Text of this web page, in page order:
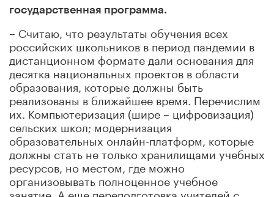
государственная программа.
– Считаю, что результаты обучения всех
российских школьников в период пандемии в
дистанционном формате дали основания для
десятка национальных проектов в области
образования, которые должны быть
реализованы в ближайшее время. Перечислим
их. Компьютеризация (шире – цифровизация)
сельских школ; модернизация
образовательных онлайн-платформ, которые
должны стать не только хранилищами учебных
ресурсов, но местом, где можно
организовывать полноценное учебное
занятие. А еще переподготовка учителей с